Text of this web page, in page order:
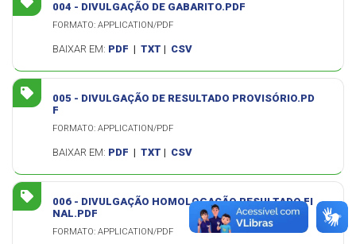
004 - DIVULGAÇÃO DE GABARITO.PDF
FORMATO: APPLICATION/PDF
BAIXAR EM: PDF | TXT | CSV
005 - DIVULGAÇÃO DE RESULTADO PROVISÓRIO.PD
F
FORMATO: APPLICATION/PDF
BAIXAR EM: PDF | TXT | CSV
006 - DIVULGAÇÃO HOMOLOGAÇÃO RESULTADO FI
NAL.PDF
FORMATO: APPLICATION/PDF